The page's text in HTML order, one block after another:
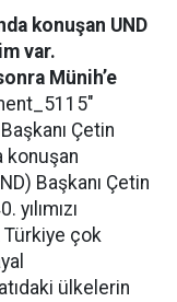
konuşan UND
var.
Münih’e
Çetin
konuşan
Başkanı Çetin
Türkiye çok
ülkelerin